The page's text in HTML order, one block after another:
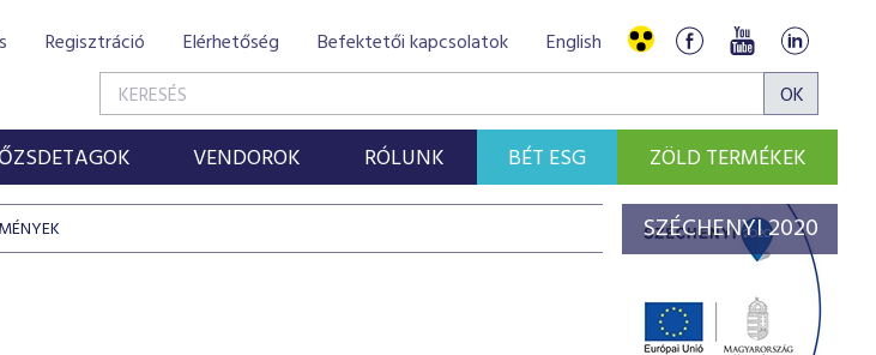
Regisztráció Elérhetőség Befektetői kapcsolatok English
VENDOROK RÓLUNK BÉT ESG ZÖLD TERMÉKEK
SZÉCHENYI 2020